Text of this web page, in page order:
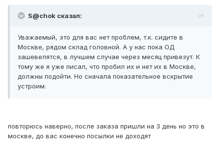
S@chok сказал:
Уважаемый, это для вас нет проблем, т.к. сидите в
Москве, рядом склад головной. А у нас пока ОД
зашевелятся, в лучшем случае через месяц привезут. К
тому же я уже писал, что пробил их и нет их в Москве,
должны подойти. Но сначала показательное вскрытие
устроим.
повторюсь наверно, после заказа пришли на 3 день но это в
москве, до вас конечно посылки не доходят